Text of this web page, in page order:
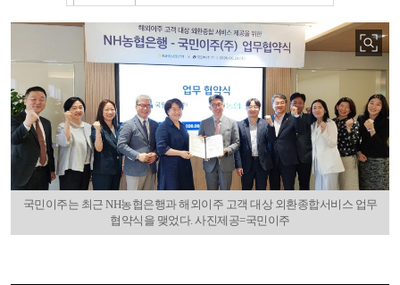
국민이주는 최근 NH농협은행과 해외이주 고객 대상 외환종합서비스 업무
협약식을 맺었다. 사진제공=국민이주